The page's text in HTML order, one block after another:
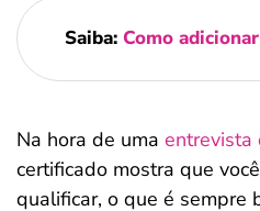
Saiba: Como
Na hora de uma entrevista
certificado mostra que
qualificar, o que é sempre